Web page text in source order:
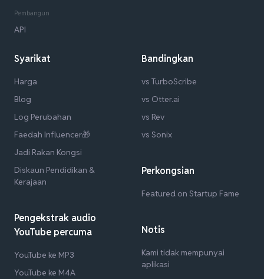
Pembangun
API
Syarikat
Harga
Blog
Log Perubahan
Faedah Influencer🎁
Jadi Rakan Kongsi
Diskaun Pendidikan &
Kerajaan
Pengekstrak audio
YouTube percuma
YouTube ke MP3
YouTube ke M4A
Bandingkan
vs TurboScribe
vs Otter.ai
vs Rev
vs Sonix
Perkongsian
Featured on Startup Fame
Notis
Kami tidak mempunyai
aplikasi